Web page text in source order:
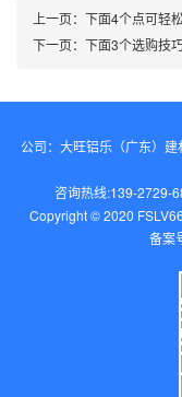
上一页： 下面4个点可轻
下一页： 下面3个选购技
公司：大旺铝乐（广东）
咨询热线:139-2729-
Copyright © 2020
备案